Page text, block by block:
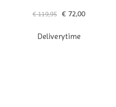
€ 119,95 € 72,00
Deliverytime